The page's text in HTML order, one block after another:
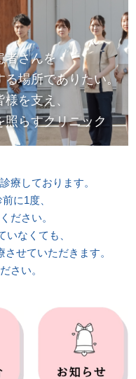
者さんを
る場所でありたい。
を支え、
照らすクリニック
療しております。
に1度、
ださい。
いなくても、
せていただきます。
さい。